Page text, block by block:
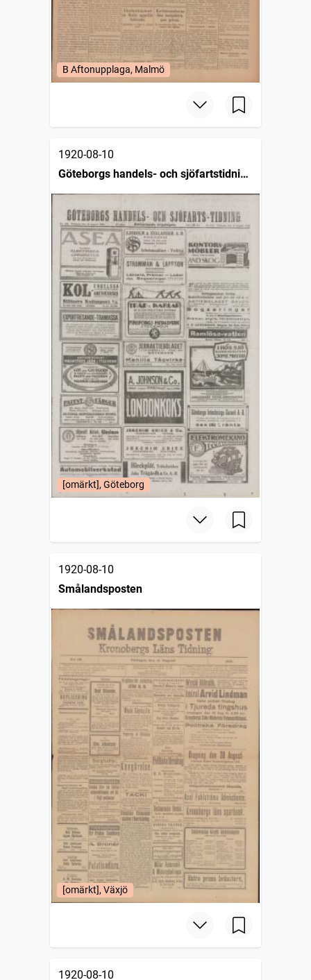
B Aftonupplaga, Malmö
1920-08-10
Göteborgs handels- och sjöfartstidning
(1832)
[omärkt], Göteborg
1920-08-10
Smålandsposten
[omärkt], Växjö
1920-08-10